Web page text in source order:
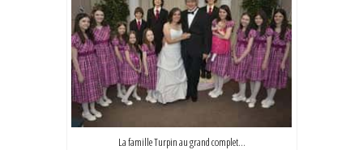
La famille Turpin au grand complet…